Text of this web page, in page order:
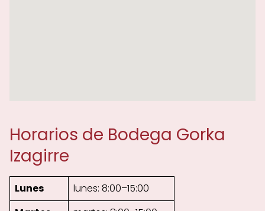
Horarios de Bodega Gorka
Izagirre
Lunes
lunes: 8:00–15:00